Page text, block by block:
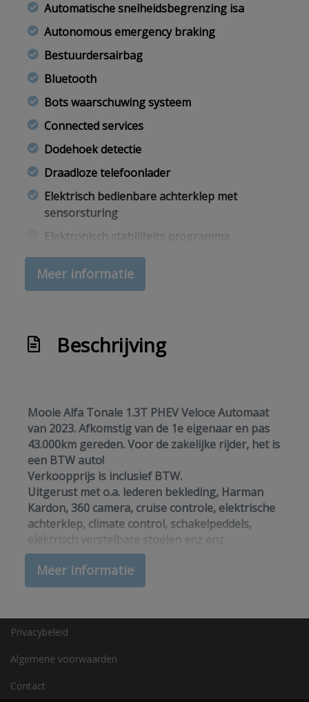
Automatische snelheidsbegrenzing isa
Autonomous emergency braking
Bestuurdersairbag
Bluetooth
Bots waarschuwing systeem
Connected services
Dodehoek detectie
Draadloze telefoonlader
Elektrisch bedienbare achterklep met
sensorsturing
Elektronisch stabiliteits programma
Hoofd airbag(s) achter
Hoofd airbag(s) voor
Lendesteun bestuurdersstoel elektrisch
Multimedia scherm standaard
Oplaadmogelijkheid
Passagiersairbag
Rondomzicht camera
Schakelpaddles
Sfeerverlichting
Sportstuur leder
Zwarte (glans) exterieur delen
Interieur
Achterbank in delen neerklapbaar
Meer informatie
Beschrijving
Mooie Alfa Tonale 1.3T PHEV Veloce Automaat
van 2023. Afkomstig van de 1e eigenaar en pas
43.000km gereden. Voor de zakelijke rijder, het is
een BTW auto!
Verkoopprijs is inclusief BTW.
Uitgerust met o.a. lederen bekleding, Harman
Kardon, 360 camera, cruise controle, elektrische
achterklep, climate control, schakelpeddels,
elektrisch verstelbare stoelen enz enz.
Getoonde vaste meeneemprijs inbegrepen voor
€ 0,- meerprijs:
Reinigen binnen- en buitenkant *
Tenaamstelling auto * Vrijwaring inruilauto
Optioneel Smeets Cars compleet Afleverpakket €
895,-:
Meer informatie
Privacybeleid
Algemene voorwaarden
Contact